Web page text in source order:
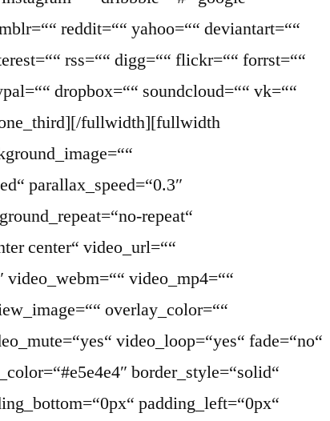
reddit=““ yahoo=““ deviantart=““
rss=““ digg=““ flickr=““ forrst=““
dropbox=““ soundcloud=““ vk=““
fullwidth][fullwidth
parallax_speed=“0.3″
repeat“
center“ video_url=““
video_webm=““ video_mp4=““
overlay_color=““
video_loop=“yes“ fade=“no“
border_style=“solid“
padding_left=“0px“